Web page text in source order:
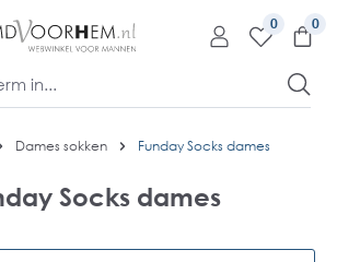
0
Dames sokken Funday Socks dames
Socks dames